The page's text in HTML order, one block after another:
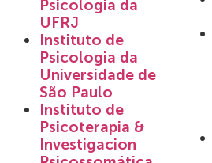
Psicologia da
UFRJ
Instituto de
Psicologia da
Universidade de
São Paulo
Instituto de
Psicoterapia &
Investigacion